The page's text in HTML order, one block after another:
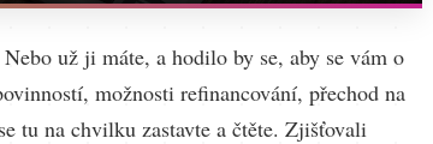
už ji máte, a hodilo by se, aby se vám o
možnosti refinancování, přechod na
tu na chvilku zastavte a čtěte. Zjišťovali